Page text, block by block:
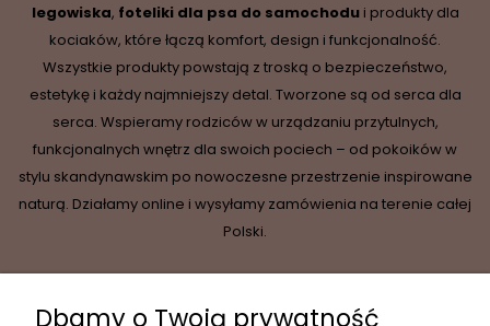
legowiska, foteliki dla psa do samochodui produkty dla
kociaków, które łączą komfort, design i funkcjonalność.
Wszystkie produkty powstają z troską o bezpieczeństwo,
estetykę i każdy najmniejszy detal. Tworzone są od serca dla
serca. Wspieramy rodziców w urządzaniu przytulnych,
funkcjonalnych wnętrz dla swoich pociech – od pokoików w
stylu skandynawskim po nowoczesne przestrzenie inspirowane
naturą. Działamy online i wysyłamy zamówienia na terenie całej
Polski.
Dbamy o Twoją prywatność